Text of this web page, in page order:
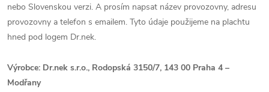
nebo Slovenskou verzi. A prosím napsat název provozovny, adresu
provozovny a telefon s emailem. Tyto údaje použijeme na plachtu
hned pod logem Dr.nek.
Výrobce: Dr.nek s.r.o., Rodopská 3150/7, 143 00 Praha 4 –
Modřany